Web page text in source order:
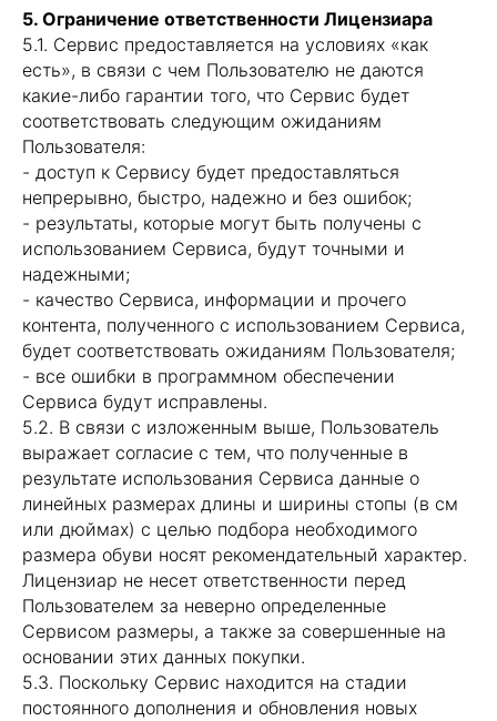
5. Ограничение ответственности Лицензиара
5.1. Сервис предоставляется на условиях «как
есть», в связи с чем Пользователю не даются
какие-либо гарантии того, что Сервис будет
соответствовать следующим ожиданиям
Пользователя:
- доступ к Сервису будет предоставляться
непрерывно, быстро, надежно и без ошибок;
- результаты, которые могут быть получены с
использованием Сервиса, будут точными и
надежными;
- качество Сервиса, информации и прочего
контента, полученного с использованием Сервиса,
будет соответствовать ожиданиям Пользователя;
- все ошибки в программном обеспечении
Сервиса будут исправлены.
5.2. В связи с изложенным выше, Пользователь
выражает согласие с тем, что полученные в
результате использования Сервиса данные о
линейных размерах длины и ширины стопы (в см
или дюймах) с целью подбора необходимого
размера обуви носят рекомендательный характер.
Лицензиар не несет ответственности перед
Пользователем за неверно определенные
Сервисом размеры, а также за совершенные на
основании этих данных покупки.
5.3. Поскольку Сервис находится на стадии
постоянного дополнения и обновления новых
Клиентам
Твой
персональный
ассистент
О нас
Бизнесу
Контакты
VK
Соцсети